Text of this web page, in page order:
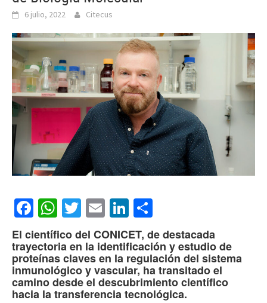
6 julio, 2022 Citecus
Facebook
WhatsApp
Twitter
EmailLinkedIn
El científico del CONICET, de destacada
trayectoria en la identificación y estudio de
proteínas claves en la regulación del sistema
inmunológico y vascular, ha transitado el
camino desde el descubrimiento científico
hacia la transferencia tecnológica.